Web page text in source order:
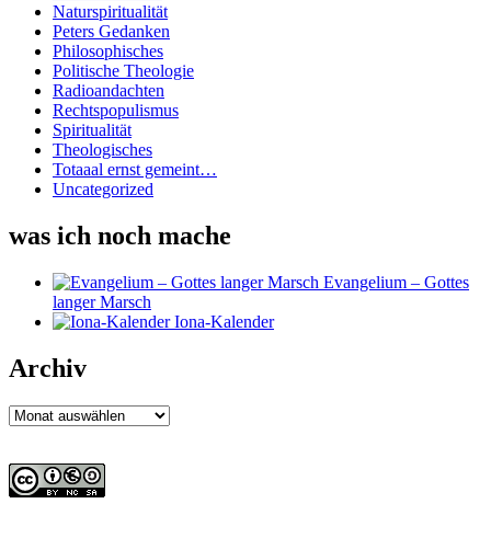
Naturspiritualität
Peters Gedanken
Philosophisches
Politische Theologie
Radioandachten
Rechtspopulismus
Spiritualität
Theologisches
Totaaal ernst gemeint…
Uncategorized
was ich noch mache
Evangelium – Gottes
langer Marsch
Iona-Kalender
Archiv
Archiv